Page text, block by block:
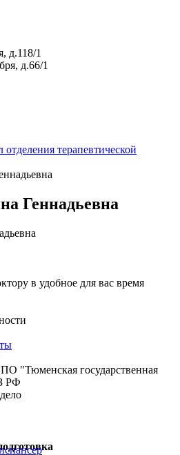
д.118/1
д.66/1
терапевтической
Геннадьевна
в удобное для вас время
"Тюменская государственная
РФ